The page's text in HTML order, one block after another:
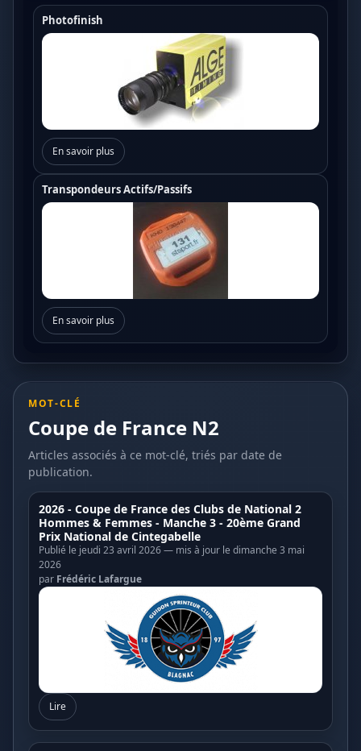
Photofinish
En savoir plus
Transpondeurs Actifs/Passifs
En savoir plus
MOT-CLÉ
Coupe de France N2
Articles associés à ce mot-clé, triés par date de
publication.
2026 - Coupe de France des Clubs de National 2
Hommes & Femmes - Manche 3 - 20ème Grand
Prix National de Cintegabelle
Publié le jeudi 23 avril 2026 — mis à jour le dimanche 3 mai
2026
par Frédéric Lafargue
Lire